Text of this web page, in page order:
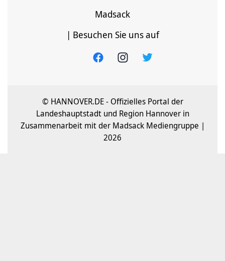
Madsack
| Besuchen Sie uns auf
© HANNOVER.DE - Offizielles Portal der
Landeshauptstadt und Region Hannover in
Zusammenarbeit mit der Madsack Mediengruppe |
2026